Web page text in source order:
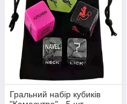
Гральний набір кубиків